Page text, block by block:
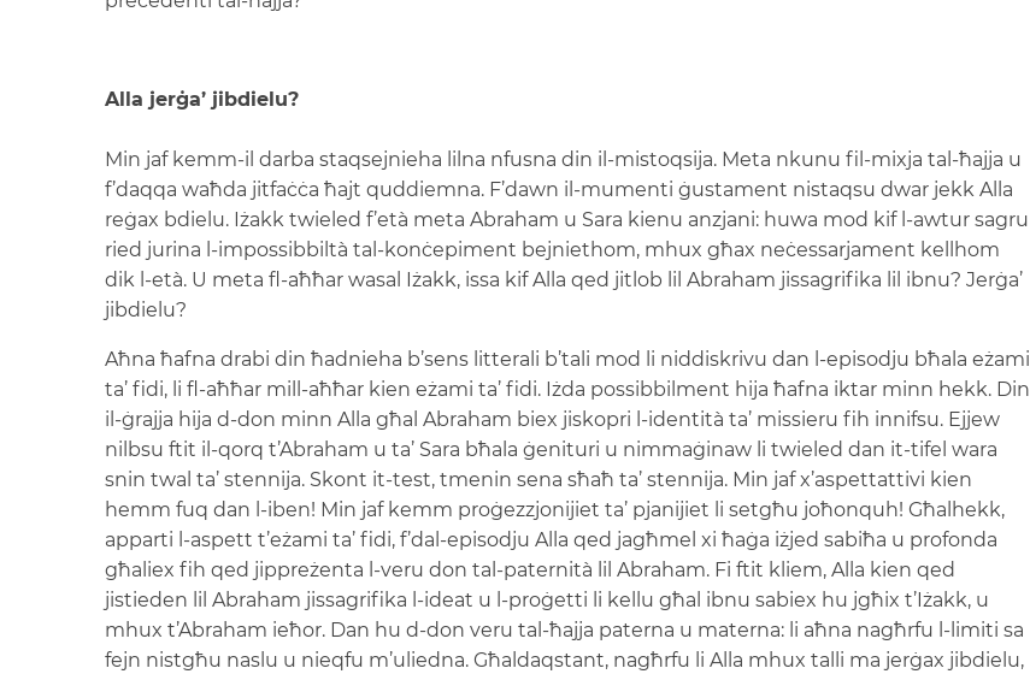
Alla jerġa’ jibdielu?
Min jaf kemm-il darba staqsejnieha lilna nfusna din il-mistoqsija. Meta nkunu fil-mixja tal-ħajja u
f’daqqa waħda jitfaċċa ħajt quddiemna. F’dawn il-mumenti ġustament nistaqsu dwar jekk Alla
reġax bdielu. Iżakk twieled f’età meta Abraham u Sara kienu anzjani: huwa mod kif l-awtur sagru
ried jurina l-impossibbiltà tal-konċepiment bejniethom, mhux għax neċessarjament kellhom
dik l-età. U meta fl-aħħar wasal Iżakk, issa kif Alla qed jitlob lil Abraham jissagrifika lil ibnu? Jerġa’
jibdielu?
Aħna ħafna drabi din ħadnieha b’sens litterali b’tali mod li niddiskrivu dan l-episodju bħala eżami
ta’ fidi, li fl-aħħar mill-aħħar kien eżami ta’ fidi. Iżda possibbilment hija ħafna iktar minn hekk. Din
il-ġrajja hija d-don minn Alla għal Abraham biex jiskopri l-identità ta’ missieru fih innifsu. Ejjew
nilbsu ftit il-qorq t’Abraham u ta’ Sara bħala ġenituri u nimmaġinaw li twieled dan it-tifel wara
snin twal ta’ stennija. Skont it-test, tmenin sena sħaħ ta’ stennija. Min jaf x’aspettattivi kien
hemm fuq dan l-iben! Min jaf kemm proġezzjonijiet ta’ pjanijiet li setgħu joħonquh! Għalhekk,
apparti l-aspett t’eżami ta’ fidi, f’dal-episodju Alla qed jagħmel xi ħaġa iżjed sabiħa u profonda
għaliex fih qed jippreżenta l-veru don tal-paternità lil Abraham. Fi ftit kliem, Alla kien qed
jistieden lil Abraham jissagrifika l-ideat u l-proġetti li kellu għal ibnu sabiex hu jgħix t’Iżakk, u
mhux t’Abraham ieħor. Dan hu d-don veru tal-ħajja paterna u materna: li aħna nagħrfu l-limiti sa
fejn nistgħu naslu u nieqfu m’uliedna. Għaldaqstant, nagħrfu li Alla mhux talli ma jerġax jibdielu,